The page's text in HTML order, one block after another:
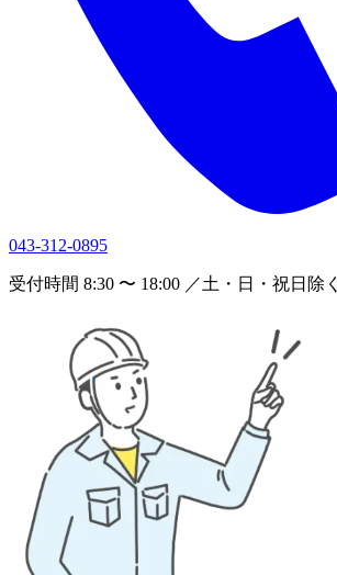
043-312-0895
受付時間 8:30 〜 18:00 ／土・日・祝日除く